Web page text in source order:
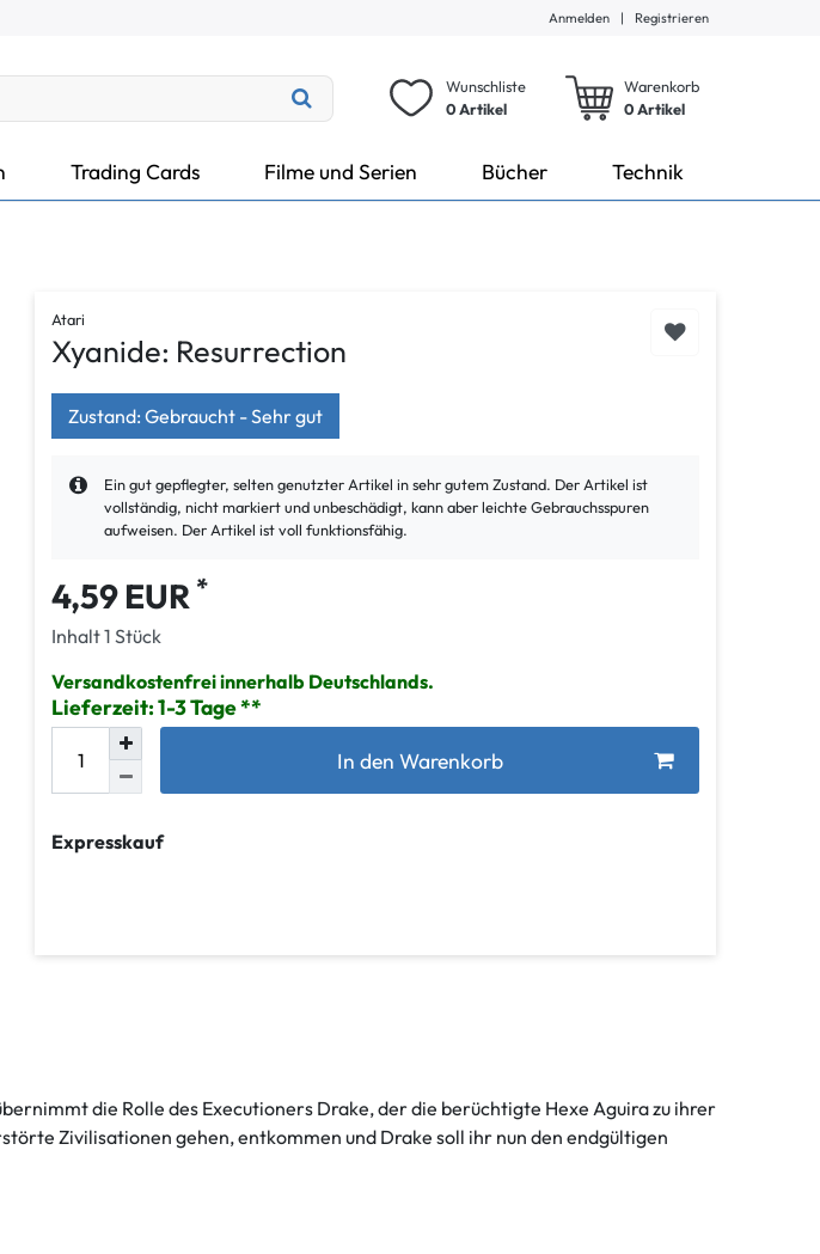
Anmelden | Registrieren
Wunschliste
0 Artikel
Warenkorb
0Artikel
Trading Cards Filme und Serien Bücher Technik
Atari
Xyanide: Resurrection
Zustand: Gebraucht - Sehr gut
Ein gut gepflegter, selten genutzter Artikel in sehr gutem Zustand. Der Artikel ist
vollständig, nicht markiert und unbeschädigt, kann aber leichte Gebrauchsspuren
aufweisen. Der Artikel ist voll funktionsfähig.
4,59 EUR *
Inhalt1 Stück
Versandkostenfrei innerhalb Deutschlands.
Lieferzeit: 1-3 Tage
In den Warenkorb
Expresskauf
die Rolle des Executioners Drake, der die berüchtigte Hexe Aguira zu ihrer
Zivilisationen gehen, entkommen und Drake soll ihr nun den endgültigen